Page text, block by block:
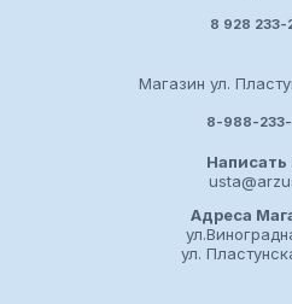
8 928 233-
Магазин ул.
8-988-
Написать
Адреса
ул.